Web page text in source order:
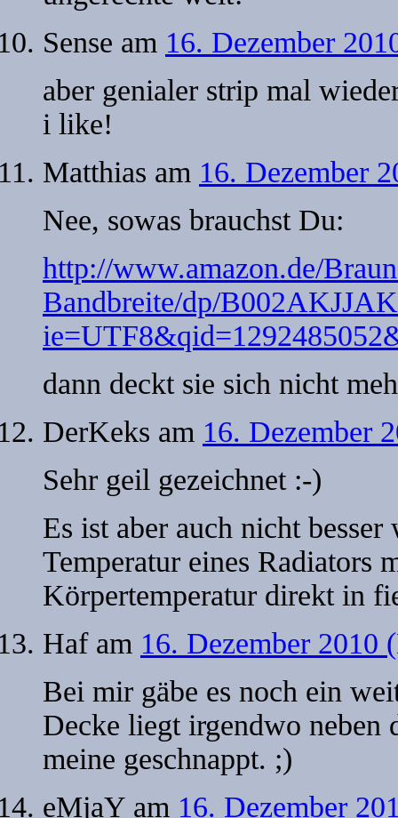
Sense am 16. Dezember
aber genialer strip mal
i like!
Matthias am 16. Dezember
Nee, sowas brauchst Du:
http://www.amazon.de/
Bandbreite/dp/
dann deckt sie sich nicht
DerKeks am 16. Dezember
Sehr geil gezeichnet :-)
Es ist aber auch nicht
Temperatur eines Radiators
Körpertemperatur direkt in
Hafam 16. Dezember 2010
Bei mir gäbe es noch ein
Decke liegt irgendwo neben
meine geschnappt. ;)
eMjaY am 16. Dezember